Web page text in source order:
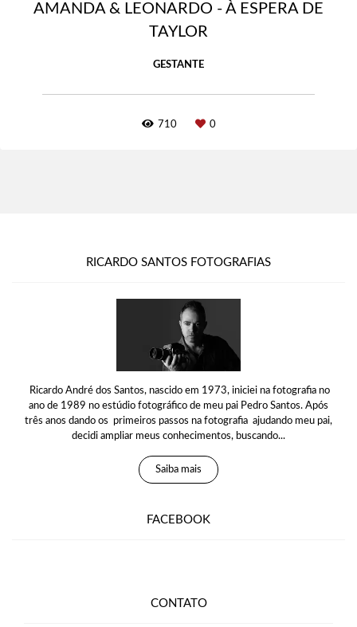
AMANDA & LEONARDO - À ESPERA DE
TAYLOR
GESTANTE
710 0
RICARDO SANTOS FOTOGRAFIAS
Ricardo André dos Santos, nascido em 1973, iniciei na fotografia no
ano de 1989 no estúdio fotográfico de meu pai Pedro Santos. Após
três anos dando os primeiros passos na fotografia ajudando meu pai,
decidi ampliar meus conhecimentos, buscando...
Saiba mais
FACEBOOK
CONTATO